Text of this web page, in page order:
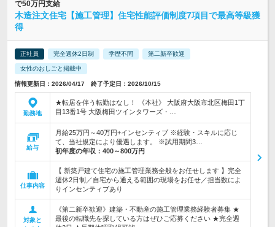
で50万円支給
木造注文住宅【施工管理】住宅性能評価制度7項目で最高等級獲
得
正社員 完全週休2日制 学歴不問 第二新卒歓迎
女性のおしごと掲載中
情報更新日：2026/04/17 終了予定日：2026/10/15
勤務地
★転居を伴う転勤はなし！ 《本社》 大阪府大阪市北区梅田1丁
目13番1号 大阪梅田ツインタワーズ・…
給与
月給25万円～40万円+インセンティブ ※経験・スキルに応じ
て、当社規定により優遇します。 ※試用期間3…
初年度の年収： 400～800万円
仕事内容
【 新築戸建て住宅の施工管理業務全般をお任せします 】完全
週休2日制／自宅から通える範囲の現場をお任せ／担当数によ
りインセンティブあり
対象と
《第二新卒歓迎》建築・不動産の施工管理業務経験者募集 ★
最後の転職先を探している方はぜひご応募ください ★完全週